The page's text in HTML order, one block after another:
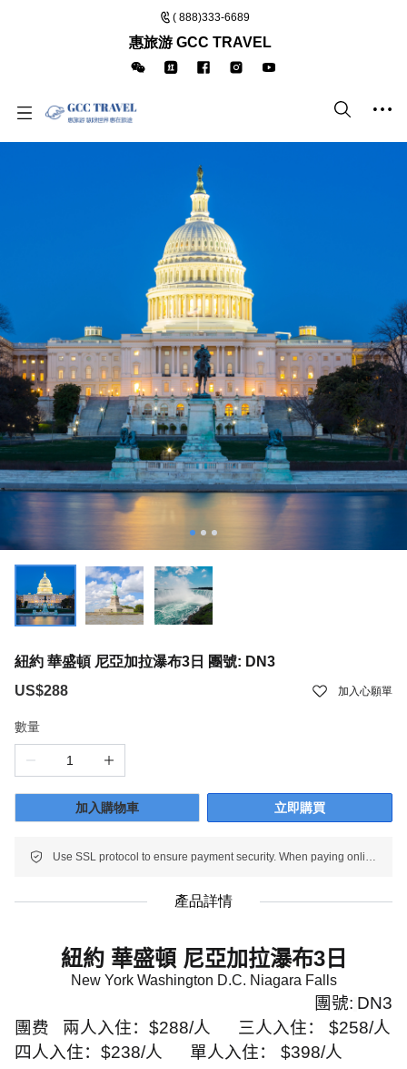
( 888)333-6689
惠旅游 GCC TRAVEL
紐約 華盛頓 尼亞加拉瀑布3日 團號: DN3
US$288
加入心願單
數量
加入購物車 立即購買
Use SSL protocol to ensure payment security. When paying online, your payment information is protected.
產品詳情
紐約 華盛頓 尼亞加拉瀑布3日
New York Washington D.C. Niagara Falls
團號: DN3
團费
兩人入住： $288/人 三人入住： $258/人
四人入住： $238/人 單人入住： $398/人